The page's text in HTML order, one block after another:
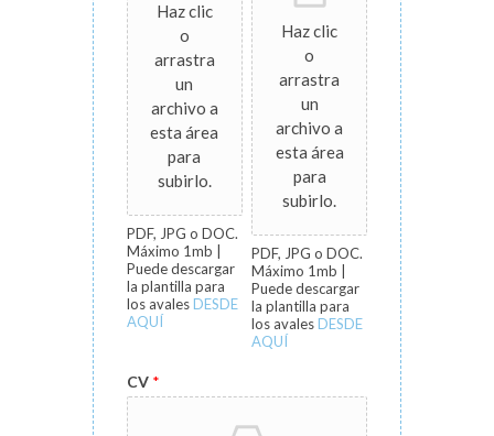
Haz clic
o
arrastra
un
archivo a
esta área
para
subirlo.
PDF, JPG o DOC.
Máximo 1mb |
Puede descargar
la plantilla para
los avalesDESDE
AQUÍ
Haz clic
o
arrastra
un
archivo a
esta área
para
subirlo.
PDF, JPG o DOC.
Máximo 1mb |
Puede descargar
la plantilla para
los avalesDESDE
AQUÍ
CV *